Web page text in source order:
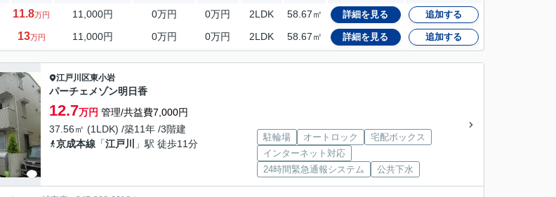
11.8万円 11,000円 0万円 0万円 2LDK 58.67㎡ 詳細を見る 追加する
13万円 11,000円 0万円 0万円 2LDK 58.67㎡ 詳細を見る 追加する
江戸川区東小岩
パーチェメゾン明日香
12.7万円 管理/共益費7,000円
37.56㎡ (1LDK) /築11年 /3階建
京成本線 「江戸川 」駅 徒歩11分
駐輪場 オートロック
宅配ボックス
インターネット対応
24時間緊急通報システム
公共下水